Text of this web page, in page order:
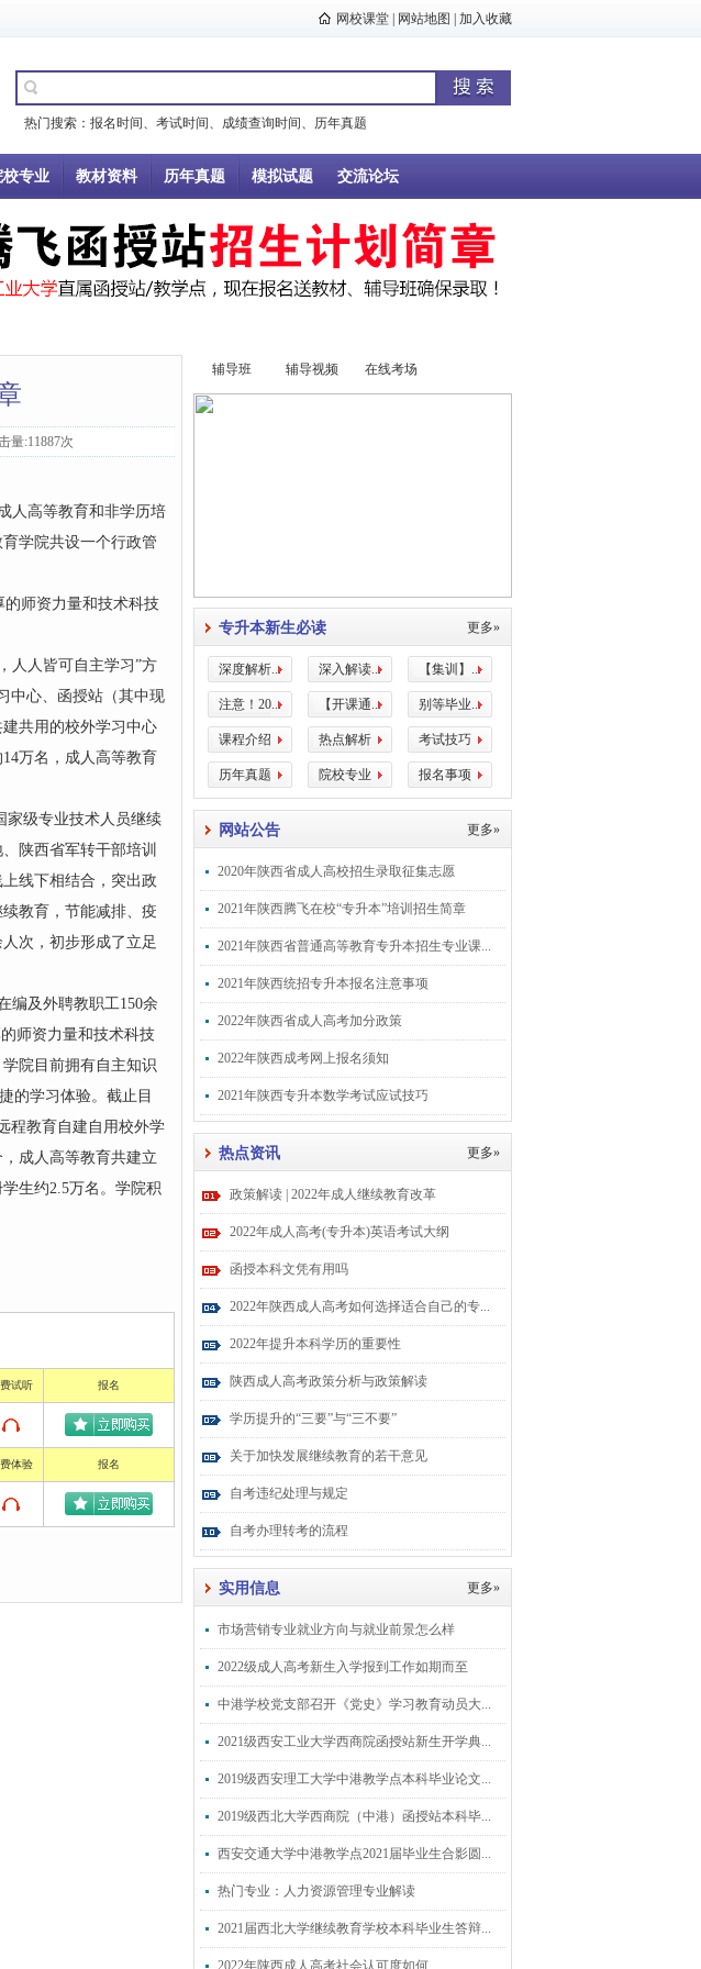
网校课堂 网站地图 加入收藏
热门搜索： 报名时间 、 考试时间 、 成绩查询时间 、 历年真题
校专业 教材资料 历年真题 模拟试题 交流论坛
量:11887次
高等教育和非学历培
学院共设一个行政管
师资力量和技术科技
人人皆可自主学习”方
中心、函授站（其中现
共用的校外学习中心
万名，成人高等教育
级专业技术人员继续
陕西省军转干部培训
线下相结合，突出政
教育，节能减排、疫
次，初步形成了立足
及外聘教职工150余
师资力量和技术科技
学院目前拥有自主知识
的学习体验。截止目
程教育自建自用校外学
成人高等教育共建立
生约2.5万名。学院积
试听 报名
体验 报名
辅导班 辅导视频 在线考场
专升本新生必读 更多»
深度解析... 深入解读... 【集训】...
注意！20... 【开课通... 别等毕业...
课程介绍 热点解析 考试技巧
历年真题 院校专业 报名事项
网站公告 更多»
2020年陕西省成人高校招生录取征集志愿
2021年陕西腾飞在校“专升本”培训招生简章
2021年陕西省普通高等教育专升本招生专业课...
2021年陕西统招专升本报名注意事项
2022年陕西省成人高考加分政策
2022年陕西成考网上报名须知
2021年陕西专升本数学考试应试技巧
热点资讯 更多»
政策解读 | 2022年成人继续教育改革
2022年成人高考(专升本)英语考试大纲
函授本科文凭有用吗
2022年陕西成人高考如何选择适合自己的专...
2022年提升本科学历的重要性
陕西成人高考政策分析与政策解读
学历提升的“三要”与“三不要”
关于加快发展继续教育的若干意见
自考违纪处理与规定
自考办理转考的流程
实用信息 更多»
市场营销专业就业方向与就业前景怎么样
2022级成人高考新生入学报到工作如期而至
中港学校党支部召开《党史》学习教育动员大...
2021级西安工业大学西商院函授站新生开学典...
2019级西安理工大学中港教学点本科毕业论文...
2019级西北大学西商院（中港）函授站本科毕...
西安交通大学中港教学点2021届毕业生合影圆...
热门专业：人力资源管理专业解读
2021届西北大学继续教育学校本科毕业生答辩...
2022年陕西成人高考社会认可度如何